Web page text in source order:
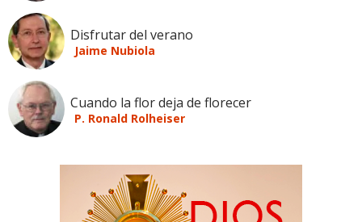
Disfrutar del verano
Jaime Nubiola
Cuando la flor deja de florecer
P. Ronald Rolheiser